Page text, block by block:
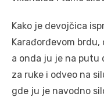
Kako je devojčica
Karađorđevom
a onda ju je na putu
za ruke i odveo na
gde ju je navodno